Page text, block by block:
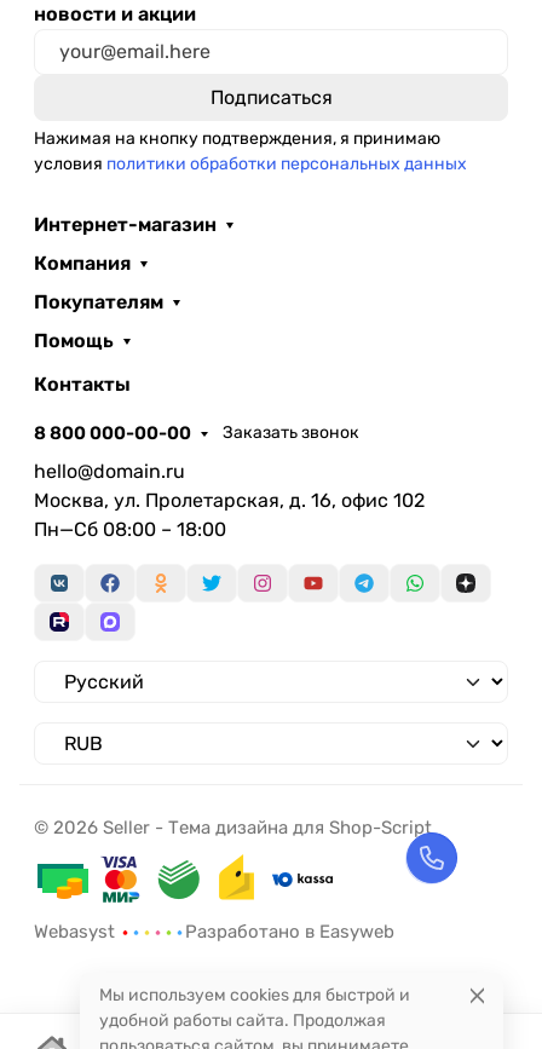
новости и акции
Нажимая на кнопку подтверждения, я принимаю
условия политики обработки персональных данных
Интернет-магазин
Компания
Покупателям
Помощь
Контакты
8 800 000-00-00 Заказать звонок
hello@domain.ru
Москва, ул. Пролетарская, д. 16, офис 102
Пн—Сб 08:00 – 18:00
© 2026 Seller - Тема дизайна для Shop-Script
Webasyst Разработано в Easyweb
Мы используем cookies для быстрой и
удобной работы сайта. Продолжая